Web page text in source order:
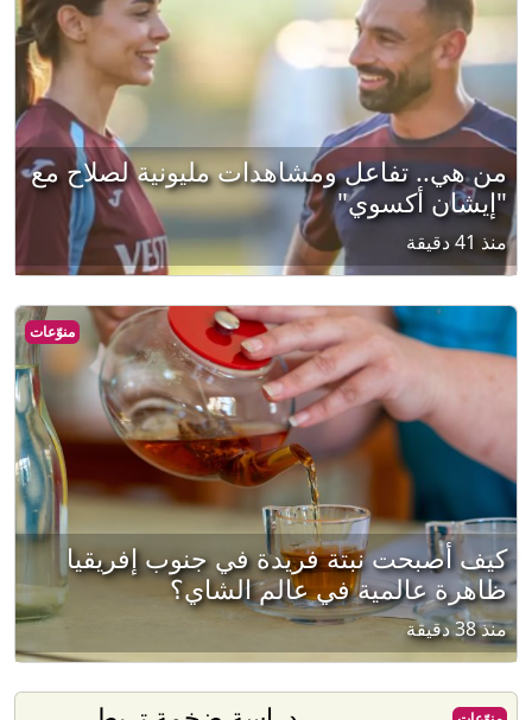
من هي.. تفاعل ومشاهدات مليونية لصلاح مع
"إيشان أكسوي"
منذ 41 دقيقة
منوّعات
كيف أصبحت نبتة فريدة في جنوب إفريقيا
ظاهرة عالمية في عالم الشاي؟
منذ 38 دقيقة